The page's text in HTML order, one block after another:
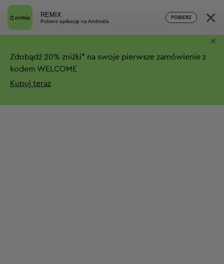
REMIX
Pobierz aplikację na Androida
POBIERZ ×
Zdobądź 20% zniżki* na swoje pierwsze zamówienie z
kodem WELCOME
Kupuj teraz
×